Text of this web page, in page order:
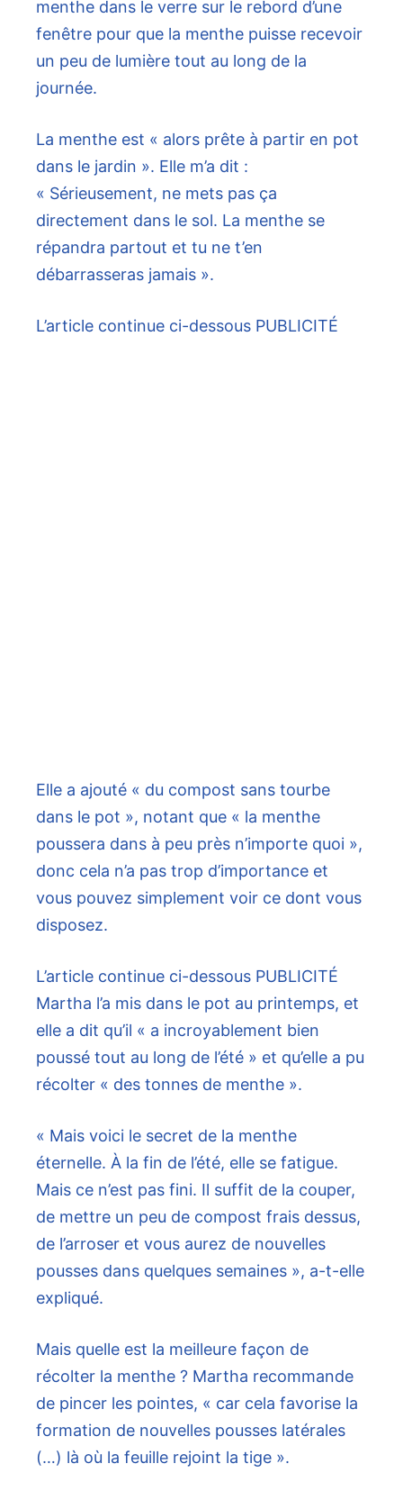
menthe dans le verre sur le rebord d’une
fenêtre pour que la menthe puisse recevoir
un peu de lumière tout au long de la
journée.
La menthe est « alors prête à partir en pot
dans le jardin ». Elle m’a dit :
« Sérieusement, ne mets pas ça
directement dans le sol. La menthe se
répandra partout et tu ne t’en
débarrasseras jamais ».
L’article continue ci-dessous PUBLICITÉ
Elle a ajouté « du compost sans tourbe
dans le pot », notant que « la menthe
poussera dans à peu près n’importe quoi »,
donc cela n’a pas trop d’importance et
vous pouvez simplement voir ce dont vous
disposez.
L’article continue ci-dessous PUBLICITÉ
Martha l’a mis dans le pot au printemps, et
elle a dit qu’il « a incroyablement bien
poussé tout au long de l’été » et qu’elle a pu
récolter « des tonnes de menthe ».
« Mais voici le secret de la menthe
éternelle. À la fin de l’été, elle se fatigue.
Mais ce n’est pas fini. Il suffit de la couper,
de mettre un peu de compost frais dessus,
de l’arroser et vous aurez de nouvelles
pousses dans quelques semaines », a-t-elle
expliqué.
Mais quelle est la meilleure façon de
récolter la menthe ? Martha recommande
de pincer les pointes, « car cela favorise la
formation de nouvelles pousses latérales
(…) là où la feuille rejoint la tige ».